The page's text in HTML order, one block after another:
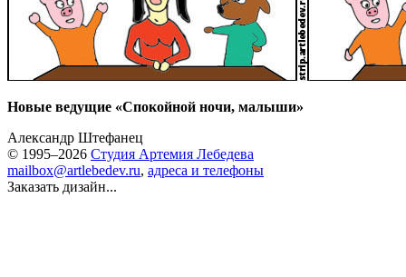
Новые ведущие «Спокойной ночи, малыши»
Александр Штефанец
© 1995–2026 Студия Артемия Лебедева
mailbox@artlebedev.ru, адреса и телефоны
Заказать дизайн...